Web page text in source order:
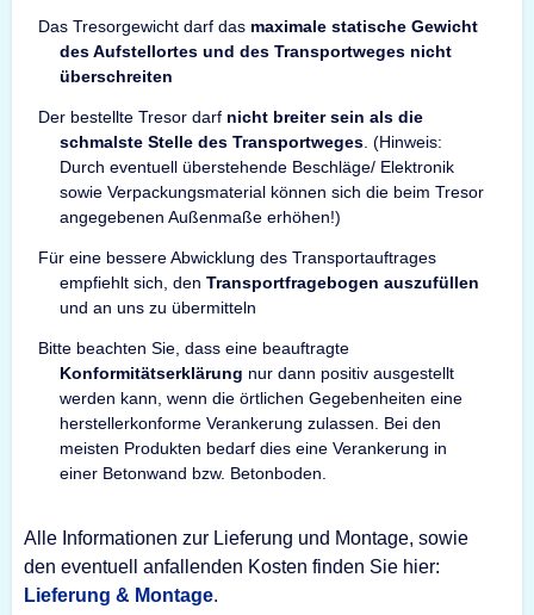
Das Tresorgewicht darf das maximale statische Gewicht
des Aufstellortes und des Transportweges nicht
überschreiten
Der bestellte Tresor darf nicht breiter sein als die
schmalste Stelle des Transportweges . (Hinweis:
Durch eventuell überstehende Beschläge/ Elektronik
sowie Verpackungsmaterial können sich die beim Tresor
angegebenen Außenmaße erhöhen!)
Für eine bessere Abwicklung des Transportauftrages
empfiehlt sich, den Transportfragebogen auszufüllen
und an uns zu übermitteln
Bitte beachten Sie, dass eine beauftragte
Konformitätserklärung nur dann positiv ausgestellt
werden kann, wenn die örtlichen Gegebenheiten eine
herstellerkonforme Verankerung zulassen. Bei den
meisten Produkten bedarf dies eine Verankerung in
einer Betonwand bzw. Betonboden.
Alle Informationen zur Lieferung und Montage, sowie
den eventuell anfallenden Kosten finden Sie hier:
Lieferung & Montage.